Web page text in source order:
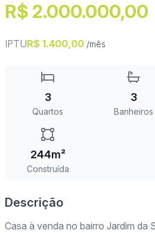
R$ 2.000.000,00
IPTUR$ 1.400,00 /mês
3
Quartos
3
Banheiros
244m²
Construída
Descrição
Casa à venda no bairro Jardim da